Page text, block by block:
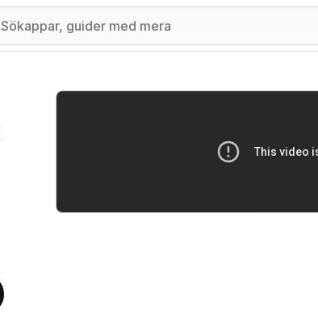
Galleri med utvalda bilder